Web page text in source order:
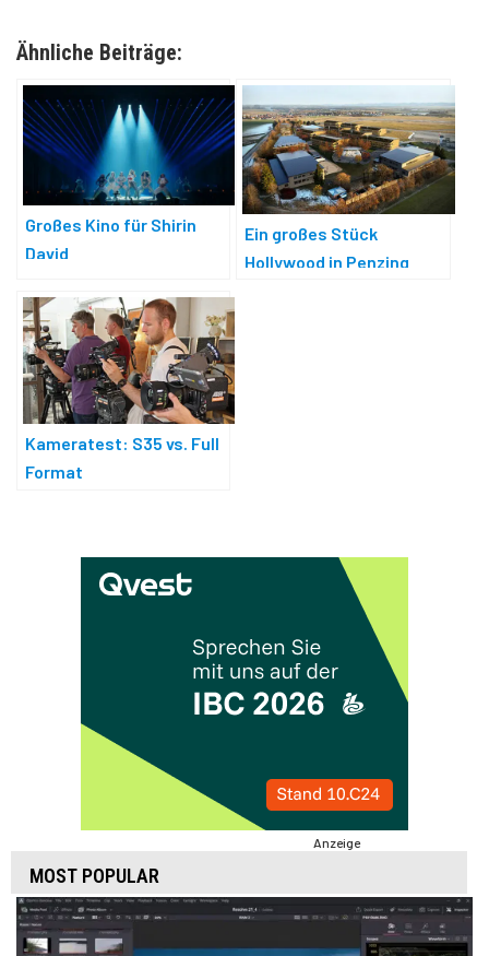
Ähnliche Beiträge:
Großes Kino für Shirin
David
Ein großes Stück
Hollywood in Penzing
Kameratest: S35 vs. Full
Format
Anzeige
MOST POPULAR